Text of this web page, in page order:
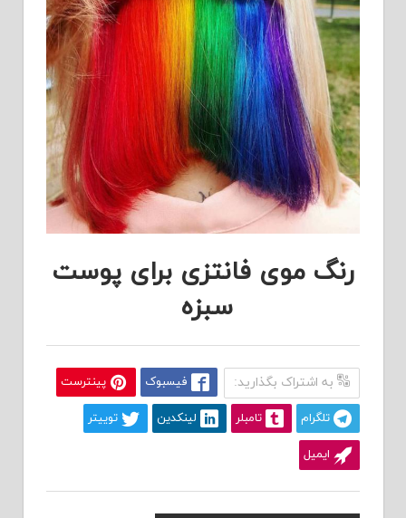
رنگ موی فانتزی برای پوست
سبزه
به اشتراک بگذارید: فیسبوک پینترست
تلگرام تامبلر لینکدین توییتر
ایمیل